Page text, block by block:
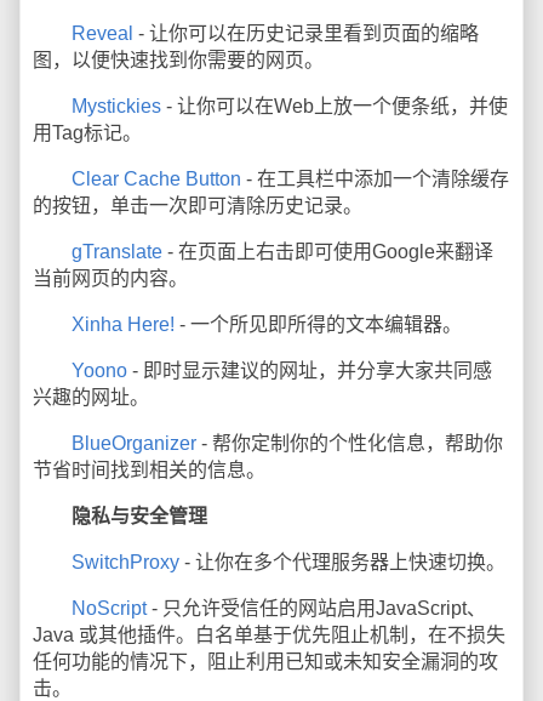
Reveal - 让你可以在历史记录里看到页面的缩略
图，以便快速找到你需要的网页。
Mystickies - 让你可以在Web上放一个便条纸，并使
用Tag标记。
Clear Cache Button - 在工具栏中添加一个清除缓存
的按钮，单击一次即可清除历史记录。
gTranslate - 在页面上右击即可使用Google来翻译
当前网页的内容。
Xinha Here! - 一个所见即所得的文本编辑器。
Yoono - 即时显示建议的网址，并分享大家共同感
兴趣的网址。
BlueOrganizer - 帮你定制你的个性化信息，帮助你
节省时间找到相关的信息。
隐私与安全管理
SwitchProxy - 让你在多个代理服务器上快速切换。
NoScript- 只允许受信任的网站启用JavaScript、
Java 或其他插件。白名单基于优先阻止机制，在不损失
任何功能的情况下，阻止利用已知或未知安全漏洞的攻
击。